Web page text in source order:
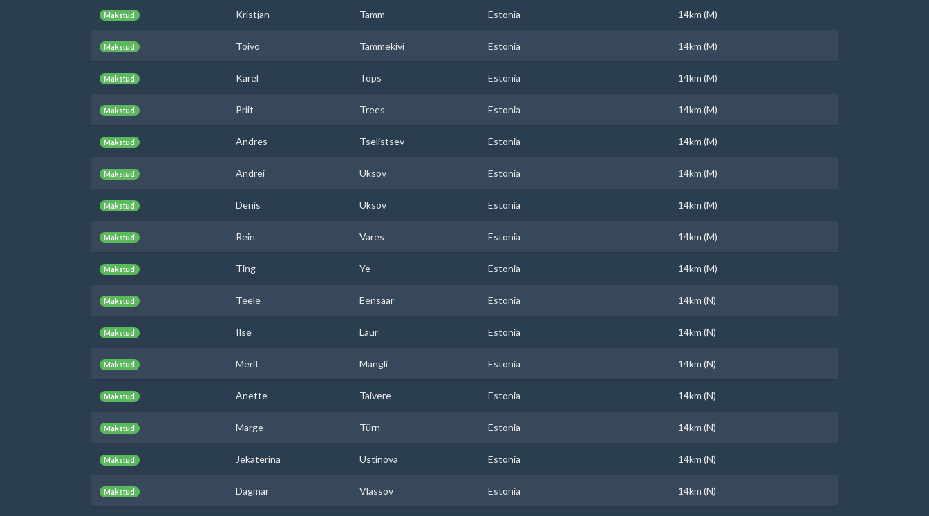
Makstud Kristjan Tamm Estonia 14km (M)
Makstud Toivo Tammekivi Estonia 14km (M)
Makstud Karel Tops Estonia 14km (M)
Makstud Priit Trees Estonia 14km (M)
Makstud Andres Tselistsev Estonia 14km (M)
Makstud Andrei Uksov Estonia 14km (M)
Makstud Denis Uksov Estonia 14km (M)
Makstud Rein Vares Estonia 14km (M)
Makstud Ting Ye Estonia 14km (M)
Makstud Teele Eensaar Estonia 14km (N)
Makstud Ilse Laur Estonia 14km (N)
Makstud Merit Mängli Estonia 14km (N)
Makstud Anette Taivere Estonia 14km (N)
Makstud Marge Türn Estonia 14km (N)
Makstud Jekaterina Ustinova Estonia 14km (N)
Makstud Dagmar Vlassov Estonia 14km (N)